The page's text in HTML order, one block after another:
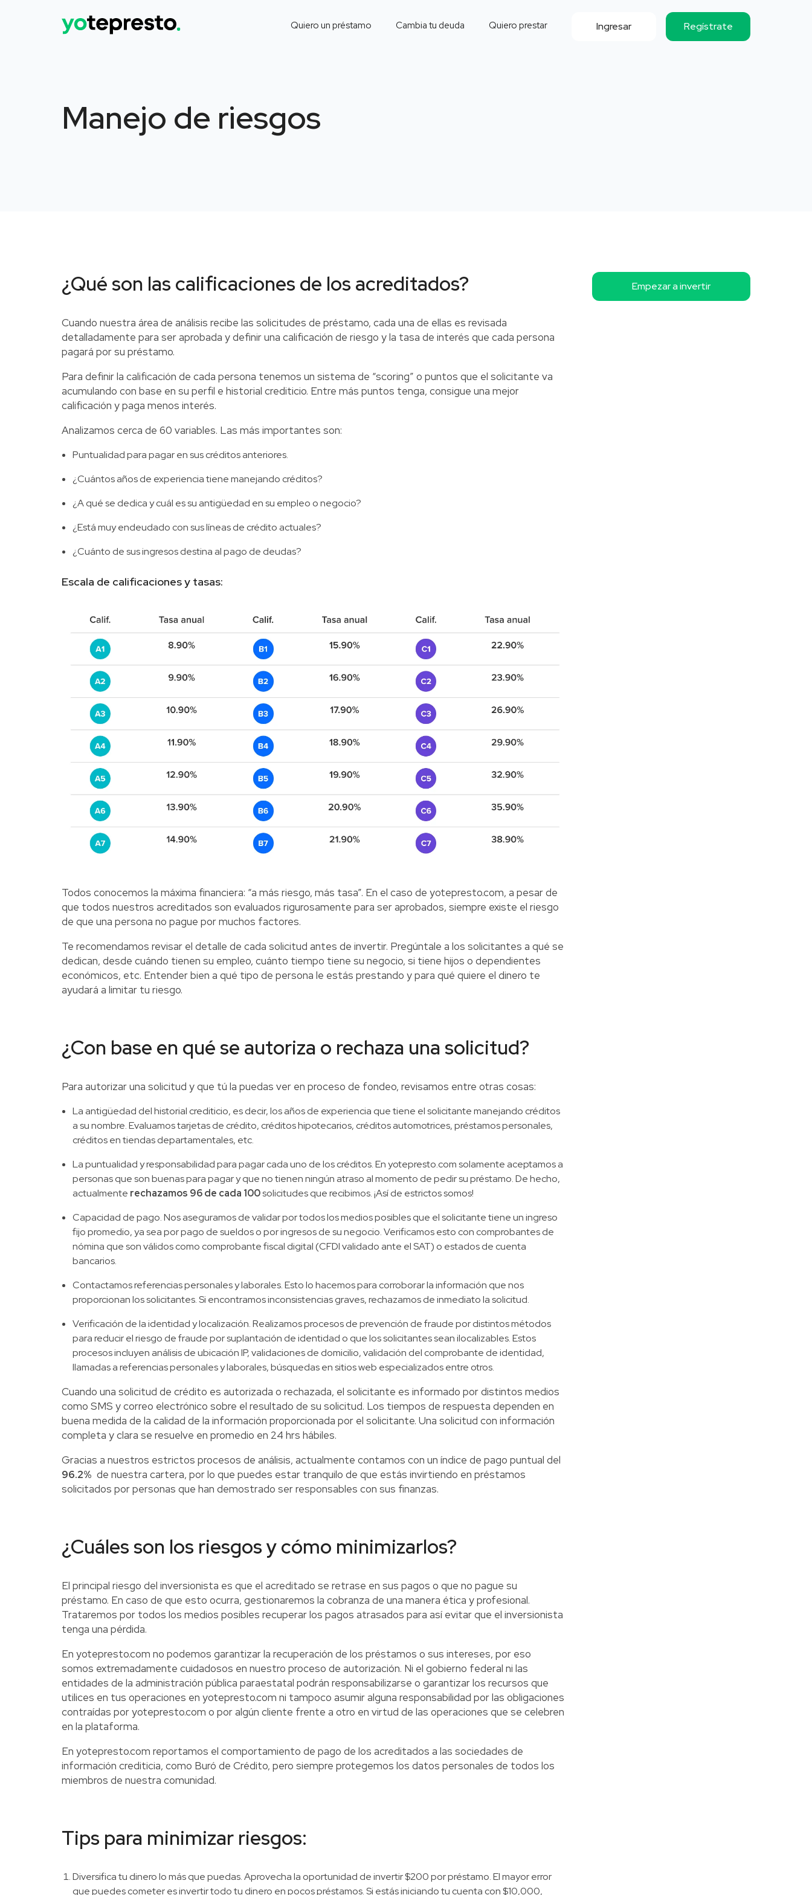
Quiero un préstamo Cambia tu deuda Quiero prestar Ingresar Regístrate
Manejo de riesgos
¿Qué son las calificaciones de los acreditados?
Cuando nuestra área de análisis recibe las solicitudes de préstamo, cada una de ellas es revisada
detalladamente para ser aprobada y definir una calificación de riesgo y la tasa de interés que cada persona
pagará por su préstamo.
Para definir la calificación de cada persona tenemos un sistema de “scoring” o puntos que el solicitante va
acumulando con base en su perfil e historial crediticio. Entre más puntos tenga, consigue una mejor
calificación y paga menos interés.
Analizamos cerca de 60 variables. Las más importantes son:
Puntualidad para pagar en sus créditos anteriores.
¿Cuántos años de experiencia tiene manejando créditos?
¿A qué se dedica y cuál es su antigüedad en su empleo o negocio?
¿Está muy endeudado con sus líneas de crédito actuales?
¿Cuánto de sus ingresos destina al pago de deudas?
Escala de calificaciones y tasas:
Todos conocemos la máxima financiera: “a más riesgo, más tasa”. En el caso de yotepresto.com, a pesar de
que todos nuestros acreditados son evaluados rigurosamente para ser aprobados, siempre existe el riesgo
de que una persona no pague por muchos factores.
Te recomendamos revisar el detalle de cada solicitud antes de invertir. Pregúntale a los solicitantes a qué se
dedican, desde cuándo tienen su empleo, cuánto tiempo tiene su negocio, si tiene hijos o dependientes
económicos, etc. Entender bien a qué tipo de persona le estás prestando y para qué quiere el dinero te
ayudará a limitar tu riesgo.
¿Con base en qué se autoriza o rechaza una solicitud?
Para autorizar una solicitud y que tú la puedas ver en proceso de fondeo, revisamos entre otras cosas:
La antigüedad del historial crediticio, es decir, los años de experiencia que tiene el solicitante manejando créditos
a su nombre. Evaluamos tarjetas de crédito, créditos hipotecarios, créditos automotrices, préstamos personales,
créditos en tiendas departamentales, etc.
La puntualidad y responsabilidad para pagar cada uno de los créditos. En yotepresto.com solamente aceptamos a
personas que son buenas para pagar y que no tienen ningún atraso al momento de pedir su préstamo. De hecho,
actualmente rechazamos 96 de cada 100solicitudes que recibimos. ¡Así de estrictos somos!
Capacidad de pago. Nos aseguramos de validar por todos los medios posibles que el solicitante tiene un ingreso
fijo promedio, ya sea por pago de sueldos o por ingresos de su negocio. Verificamos esto con comprobantes de
nómina que son válidos como comprobante fiscal digital (CFDI validado ante el SAT) o estados de cuenta
bancarios.
Contactamos referencias personales y laborales. Esto lo hacemos para corroborar la información que nos
proporcionan los solicitantes. Si encontramos inconsistencias graves, rechazamos de inmediato la solicitud.
Verificación de la identidad y localización. Realizamos procesos de prevención de fraude por distintos métodos
para reducir el riesgo de fraude por suplantación de identidad o que los solicitantes sean ilocalizables. Estos
procesos incluyen análisis de ubicación IP, validaciones de domicilio, validación del comprobante de identidad,
llamadas a referencias personales y laborales, búsquedas en sitios web especializados entre otros.
Cuando una solicitud de crédito es autorizada o rechazada, el solicitante es informado por distintos medios
como SMS y correo electrónico sobre el resultado de su solicitud. Los tiempos de respuesta dependen en
buena medida de la calidad de la información proporcionada por el solicitante. Una solicitud con información
completa y clara se resuelve en promedio en 24 hrs hábiles.
Gracias a nuestros estrictos procesos de análisis, actualmente contamos con un índice de pago puntual del
96.2% de nuestra cartera, por lo que puedes estar tranquilo de que estás invirtiendo en préstamos
solicitados por personas que han demostrado ser responsables con sus finanzas.
¿Cuáles son los riesgos y cómo minimizarlos?
El principal riesgo del inversionista es que el acreditado se retrase en sus pagos o que no pague su
préstamo. En caso de que esto ocurra, gestionaremos la cobranza de una manera ética y profesional.
Trataremos por todos los medios posibles recuperar los pagos atrasados para así evitar que el inversionista
tenga una pérdida.
En yotepresto.com no podemos garantizar la recuperación de los préstamos o sus intereses, por eso
somos extremadamente cuidadosos en nuestro proceso de autorización. Ni el gobierno federal ni las
entidades de la administración pública paraestatal podrán responsabilizarse o garantizar los recursos que
utilices en tus operaciones en yotepresto.com ni tampoco asumir alguna responsabilidad por las obligaciones
contraídas por yotepresto.com o por algún cliente frente a otro en virtud de las operaciones que se celebren
en la plataforma.
En yotepresto.com reportamos el comportamiento de pago de los acreditados a las sociedades de
información crediticia, como Buró de Crédito, pero siempre protegemos los datos personales de todos los
miembros de nuestra comunidad.
Tips para minimizar riesgos:
Diversifica tu dinero lo más que puedas. Aprovecha la oportunidad de invertir $200 por préstamo. El mayor error
que puedes cometer es invertir todo tu dinero en pocos préstamos. Si estás iniciando tu cuenta con $10,000,
Empezar a invertir